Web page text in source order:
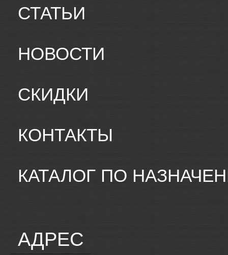
СТАТЬИ
НОВОСТИ
СКИДКИ
КОНТАКТЫ
КАТАЛОГ ПО
АДРЕС